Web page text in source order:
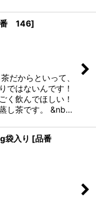
146]
だからといって、
ではないんです！
く飲んでほしい！
し茶です。 &nb…
入り [品番